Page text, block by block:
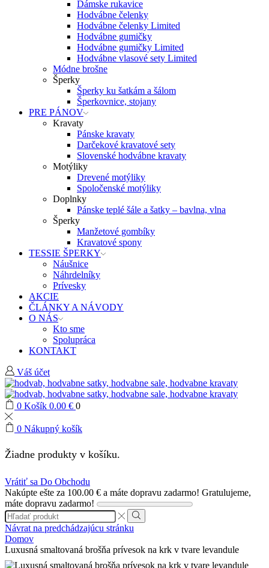
Dámske rukavice
Hodvábne čelenky
Hodvábne čelenky Limited
Hodvábne gumičky
Hodvábne gumičky Limited
Hodvábne vlasové sety Limited
Módne brošne
Šperky
Šperky ku šatkám a šálom
Šperkovnice, stojany
PRE PÁNOV
Kravaty
Pánske kravaty
Darčekové kravatové sety
Slovenské hodvábne kravaty
Motýliky
Drevené motýliky
Spoločenské motýliky
Doplnky
Pánske teplé šále a šatky – bavlna, vlna
Šperky
Manžetové gombíky
Kravatové spony
TESSIE ŠPERKY
Náušnice
Náhrdelníky
Prívesky
AKCIE
ČLÁNKY A NÁVODY
O NÁS
Kto sme
Spolupráca
KONTAKT
Váš účet
0 Košík 0.00 € 0
0 Nákupný košík
Žiadne produkty v košíku.
Vrátiť sa Do Obchodu
Nakúpte ešte za 100.00 € a máte dopravu zadarmo! Gratulujeme,
máte dopravu zadarmo!
Search
input
Search
Návrat na predchádzajúcu stránku
Domov
Luxusná smaltovaná brošňa prívesok na krk v tvare levandule